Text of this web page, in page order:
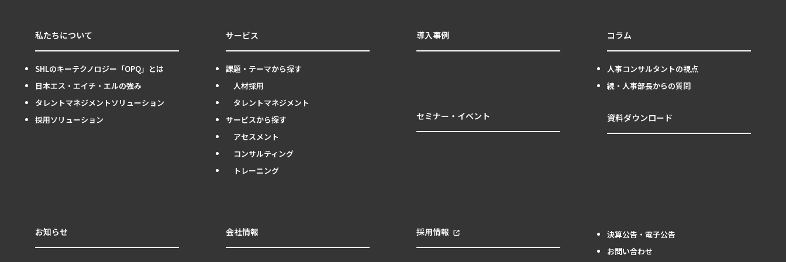
私たちについて
SHLのキーテクノロジー「OPQ」とは
日本エス・エイチ・エルの強み
タレントマネジメントソリューション
採用ソリューション
サービス
課題・テーマから探す
人材採用
タレントマネジメント
サービスから探す
アセスメント
コンサルティング
トレーニング
導入事例
セミナー・イベント
コラム
人事コンサルタントの視点
続・人事部長からの質問
資料ダウンロード
お知らせ 会社情報 採用情報
決算公告・電子公告
お問い合わせ